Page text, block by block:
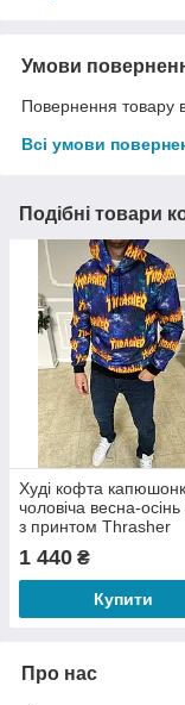
Умови
Повернення товару
Всі умови
Подібні товари
Худі кофта
чоловіча весна-
з принтом Thrasher
1 440 ₴
Купити
Про нас